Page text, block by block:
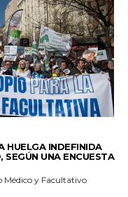
HUELGA INDEFINIDA
UNA ENCUESTA
Médico y Facultativo